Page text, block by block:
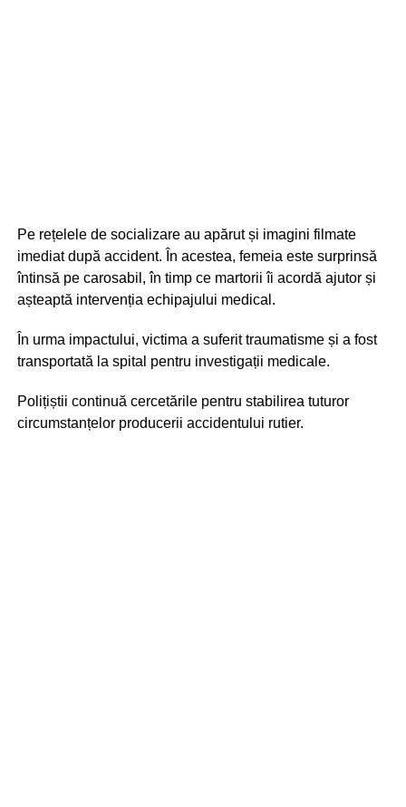
Pe rețelele de socializare au apărut și imagini filmate
imediat după accident. În acestea, femeia este surprinsă
întinsă pe carosabil, în timp ce martorii îi acordă ajutor și
așteaptă intervenția echipajului medical.
În urma impactului, victima a suferit traumatisme și a fost
transportată la spital pentru investigații medicale.
Polițiștii continuă cercetările pentru stabilirea tuturor
circumstanțelor producerii accidentului rutier.